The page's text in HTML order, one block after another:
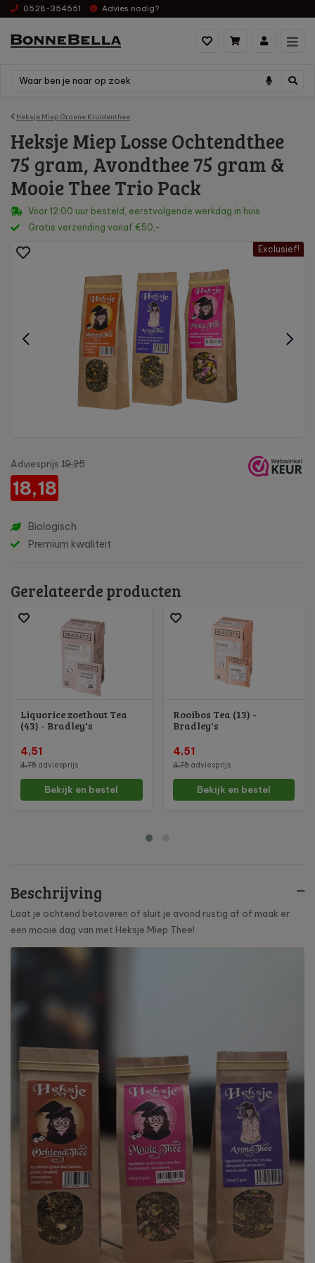
0528-354551 Advies nodig?
Heksje Miep Groene Kruidenthee
Heksje Miep Losse Ochtendthee
75 gram, Avondthee 75 gram &
Mooie Thee Trio Pack
Exclusief!
Biologisch
Premium kwaliteit
Adviesprijs 19,25
18,18
Voor 12:00 uur besteld, eerstvolgende werkdag in huis
Gratis verzending vanaf €50,-
Beschrijving
Laat je ochtend betoveren of sluit je avond rustig af of maak er
een mooie dag van met Heksje Miep Thee!
Gerelateerde producten
Liquorice zoethout Tea
(43) - Bradley's
4,51
4,75 adviesprijs
Bekijk en bestel
Rooibos Tea (13) -
Bradley's
4,51
4,75adviesprijs
Bekijk en bestel